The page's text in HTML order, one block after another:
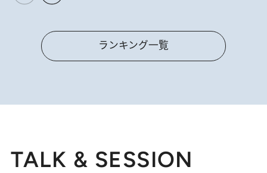
ランキング一覧
TALK & SESSION